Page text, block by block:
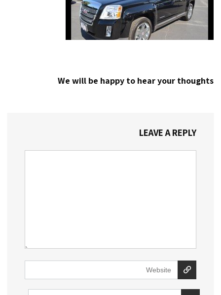
We will be happy to hear your thoughts
LEAVE A REPLY